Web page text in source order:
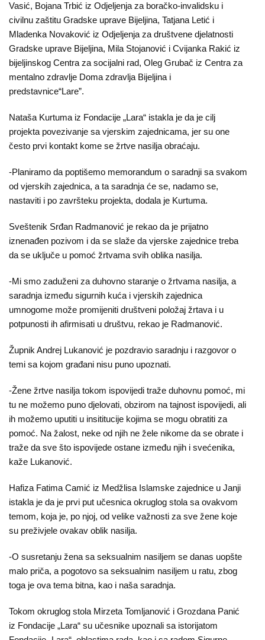
Vasić, Bojana Trbić iz Odjeljenja za boračko-invalidsku i
civilnu zaštitu Gradske uprave Bijeljina, Tatjana Letić i
Mladenka Novaković iz Odjeljenja za društvene djelatnosti
Gradske uprave Bijeljina, Mila Stojanović i Cvijanka Rakić iz
bijeljinskog Centra za socijalni rad, Oleg Grubač iz Centra za
mentalno zdravlje Doma zdravlja Bijeljina i
predstavnice“Lare”.
Nataša Kurtuma iz Fondacije „Lara“ istakla je da je cilj
projekta povezivanje sa vjerskim zajednicama, jer su one
često prvi kontakt kome se žrtve nasilja obraćaju.
-Planiramo da poptišemo memorandum o saradnji sa svakom
od vjerskih zajednica, a ta saradnja će se, nadamo se,
nastaviti i po završteku projekta, dodala je Kurtuma.
Sveštenik Srđan Radmanović je rekao da je prijatno
iznenađen pozivom i da se slaže da vjerske zajednice treba
da se uključe u pomoć žrtvama svih oblika nasilja.
-Mi smo zaduženi za duhovno staranje o žrtvama nasilja, a
saradnja između sigurnih kuća i vjerskih zajednica
umnogome može promijeniti društveni položaj žrtava i u
potpunosti ih afirmisati u društvu, rekao je Radmanović.
Župnik Andrej Lukanović je pozdravio saradnju i razgovor o
temi sa kojom građani nisu puno upoznati.
-Žene žrtve nasilja tokom ispovijedi traže duhovnu pomoć, mi
tu ne možemo puno djelovati, obzirom na tajnost ispovijedi, ali
ih možemo uputiti u insititucije kojima se mogu obratiti za
pomoć. Na žalost, neke od njih ne žele nikome da se obrate i
traže da sve što ispovijede ostane između njih i svećenika,
kaže Lukanović.
Hafiza Fatima Camić iz Medžlisa Islamske zajednice u Janji
istakla je da je prvi put učesnica okruglog stola sa ovakvom
temom, koja je, po njoj, od velike važnosti za sve žene koje
su preživjele ovakav oblik nasilja.
-O susretanju žena sa seksualnim nasiljem se danas uopšte
malo priča, a pogotovo sa seksualnim nasiljem u ratu, zbog
toga je ova tema bitna, kao i naša saradnja.
Tokom okruglog stola Mirzeta Tomljanović i Grozdana Panić
iz Fondacije „Lara“ su učesnike upoznali sa istorijatom